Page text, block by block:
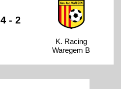
4 - 2
K. Racing
Waregem B